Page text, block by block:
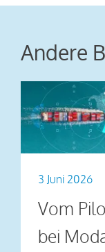
Andere
3 Juni 2026
Vom
bei